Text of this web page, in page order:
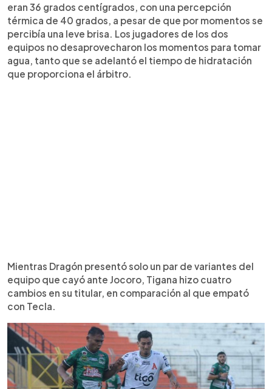
eran 36 grados centígrados, con una percepción
térmica de 40 grados, a pesar de que por momentos se
percibía una leve brisa. Los jugadores de los dos
equipos no desaprovecharon los momentos para tomar
agua, tanto que se adelantó el tiempo de hidratación
que proporciona el árbitro.
Mientras Dragón presentó solo un par de variantes del
equipo que cayó ante Jocoro, Tigana hizo cuatro
cambios en su titular, en comparación al que empató
con Tecla.